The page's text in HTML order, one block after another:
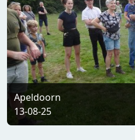
Apeldoorn
13-08-25